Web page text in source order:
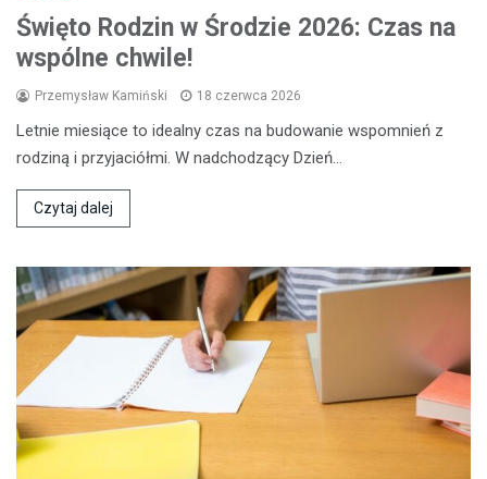
Święto Rodzin w Środzie 2026: Czas na
wspólne chwile!
Przemysław Kamiński 18 czerwca 2026
Letnie miesiące to idealny czas na budowanie wspomnień z
rodziną i przyjaciółmi. W nadchodzący Dzień…
Czytaj dalej